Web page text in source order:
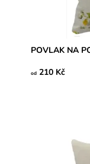
POVLAK NA
od 210 Kč